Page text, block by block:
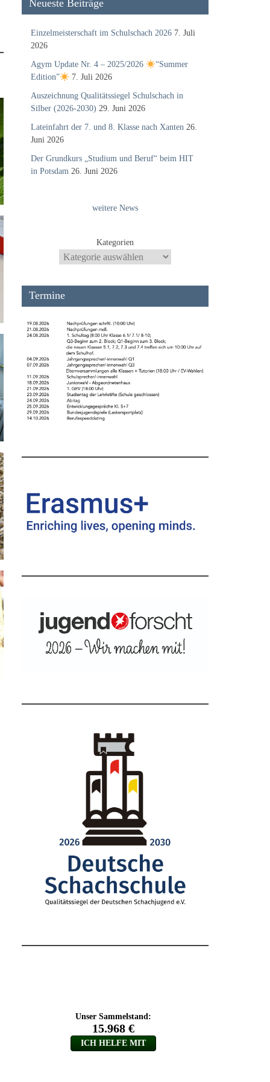
Neueste Beiträge
Einzelmeisterschaft im Schulschach 2026 7. Juli
2026
Agym Update Nr. 4 – 2025/2026
“Summer
Edition”
7. Juli 2026
Auszeichnung Qualitätssiegel Schulschach in
Silber (2026-2030) 29. Juni 2026
Lateinfahrt der 7. und 8. Klasse nach Xanten 26.
Juni 2026
Der Grundkurs „Studium und Beruf“ beim HIT
in Potsdam 26. Juni 2026
weitere News
Kategorien
Termine